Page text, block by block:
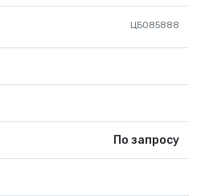
г.Волгоград, ул.Казахская, 11
+7 (906) 172-16-31
г.Волгоград, ул. Рокоссовского,
+7 (961) 682-84-90
ЦБ085888
По запросу